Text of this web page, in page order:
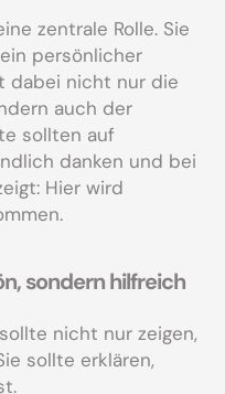
zentrale Rolle. Sie
persönlicher
dabei nicht nur die
auch der
sollten auf
danken und bei
Hier wird
sondern hilfreich
nicht nur zeigen,
sollte erklären,